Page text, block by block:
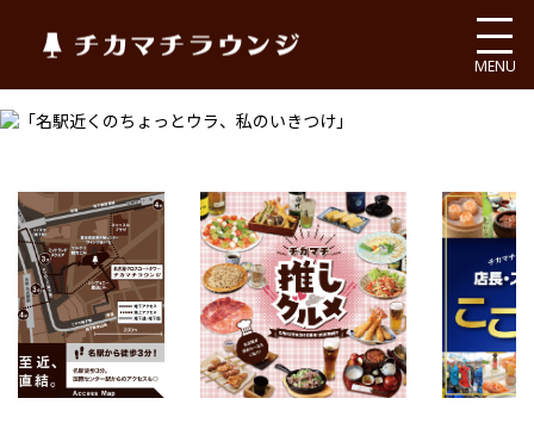
チカマチラウンジ
MENU